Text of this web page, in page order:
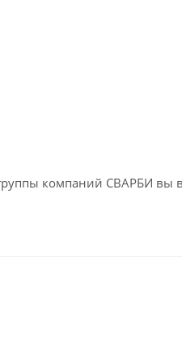
компаний СВАРБИ